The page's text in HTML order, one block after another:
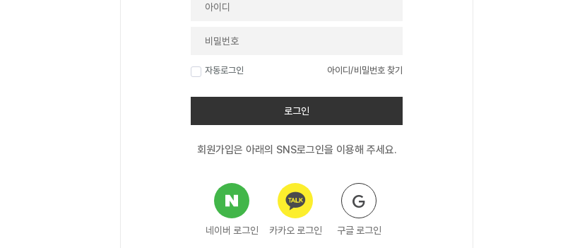
자동로그인 아이디/비밀번호 찾기
로그인
회원가입은 아래의 SNS로그인을 이용해 주세요.
네이버 로그인 카카오 로그인 구글 로그인